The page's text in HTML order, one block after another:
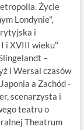
Życie
Londynie",
i
i XVIII wieku"
–
i Wersal czasów
a Zachód -
scenarzysta i
teatru o
Theatrum